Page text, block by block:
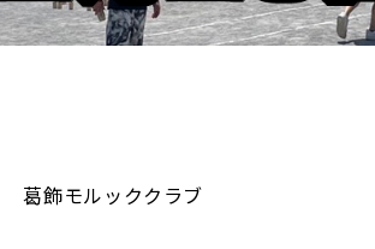
葛飾モルッククラブ